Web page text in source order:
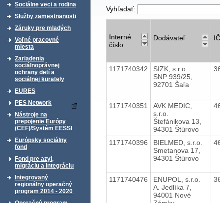
Sociálne veci a rodina
Služby zamestnanosti
Záruky pre mladých
Voľné pracovné
miesta
Zariadenia
sociálnoprávnej
ochrany detí a
sociálnej kurately
EURES
PES Network
Nástroje na
prepojenie Európy
(CEF)/Systém EESSI
Európsky sociálny
fond
Fond pre azyl,
migráciu a integráciu
Integrovaný
regionálny operačný
program 2014 - 2020
Vyhľadať:
Interné
číslo
Dodávateľ
1171740342
SIZK, s.r.o.
SNP 939/25,
92701 Šaľa
1171740351
AVK MEDIC,
s.r.o.
Štefánikova 13,
94301 Štúrovo
1171740396
BIELMED, s.r.o.
Smetanova 17,
94301 Štúrovo
1171740476
ENUPOL, s.r.o.
A. Jedlíka 7,
94001 Nové